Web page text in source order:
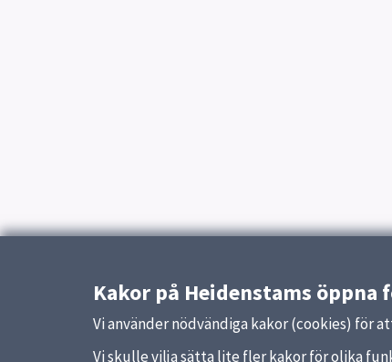
Kakor på Heidenstams öppna
Vi använder nödvändiga kakor (cookies) för
Vi skulle vilja sätta lite fler kakor för olika